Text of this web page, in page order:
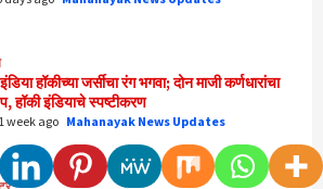
हॉकीच्या जर्सीचा रंग भगवा; दोन माजी कर्णधारांचा
हॉकी इंडियाचे स्पष्टीकरण
1 week ago Mahanayak News Updates